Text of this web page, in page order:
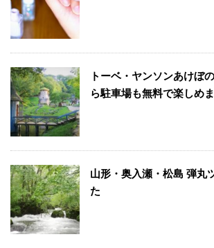
トーベ・ヤンソンあけぼ
ら駐車場も無料で楽しめ
山形・奥入瀬・松島 弾丸
た